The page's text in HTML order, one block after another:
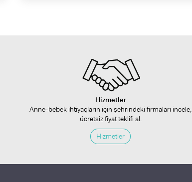
Hizmetler
Anne-bebek ihtiyaçların için şehrindeki firmaları incele,
ücretsiz fiyat teklifi al.
Hizmetler